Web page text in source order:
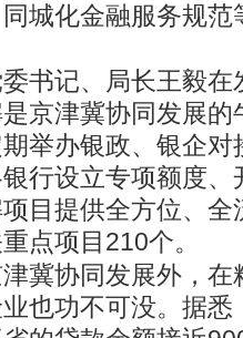
城化金融服务规范
记、局长王毅在
京津冀协同发展的
举办银政、银企
行设立专项额度
目提供全方位、全
点项目210个。
协同发展外，在
也功不可没。据